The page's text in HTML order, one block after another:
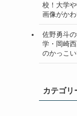
校！大学
画像がか
佐野勇斗
学・岡崎
のかっこ
カテゴリ